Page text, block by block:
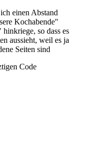
einen Abstand
Kochabende"
so dass es
aussieht, weil es ja
Seiten sind
Code